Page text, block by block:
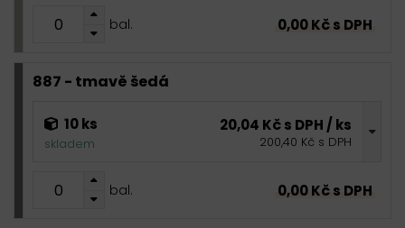
bal. 0,00 Kč s DPH
887 - tmavě šedá
10 ks
skladem
20,04 Kč s DPH / ks
200,40 Kč s DPH
bal. 0,00 Kč s DPH